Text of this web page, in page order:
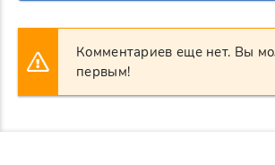
Комментариев еще нет. Вы
первым!